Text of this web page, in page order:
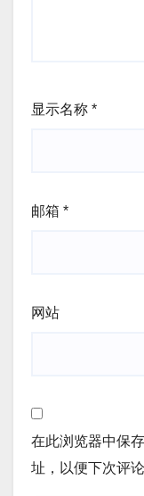
显示名称 *
邮箱 *
网站
在此浏览器中保
址，以便下次评论